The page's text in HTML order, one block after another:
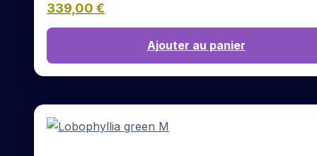
339,00 €
Ajouter au panier